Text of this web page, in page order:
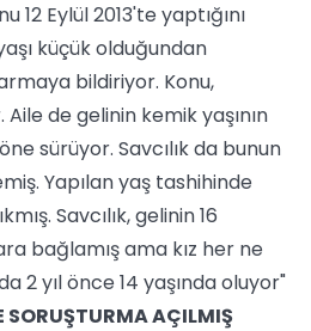
12 Eylül 2013'te yaptığını
küçük olduğundan
bildiriyor. Konu,
de gelinin kemik yaşının
sürüyor. Savcılık da bunun
Yapılan yaş tashihinde
Savcılık, gelinin 16
bağlamış ama kız her ne
2 yıl önce 14 yaşında oluyor"
SORUŞTURMA AÇILMIŞ